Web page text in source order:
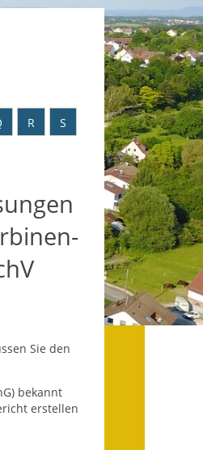
R
S
Sie den
bekannt
erstellen